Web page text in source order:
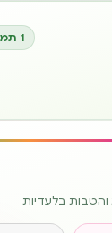
1 תמונות
והטבות בלעדיות